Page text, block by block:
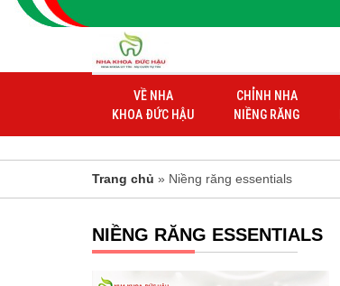
VỀ NHA
KHOA ĐỨC HẬU
CHỈNH NHA
NIỀNG RĂNG
Trang chủ » Niềng răng essentials
NIỀNG RĂNG ESSENTIALS